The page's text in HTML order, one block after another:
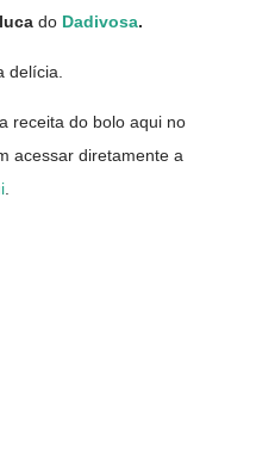
do Dadivosa.
delícia.
receita do bolo aqui no
acessar diretamente a
.